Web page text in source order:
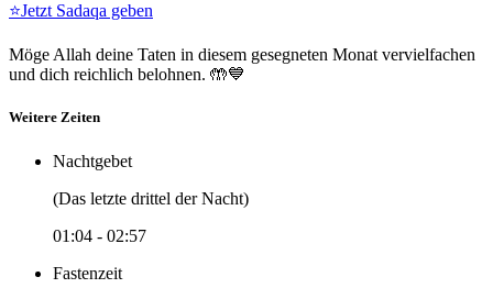
⭐Jetzt Sadaqa geben
Möge Allah deine Taten in diesem gesegneten Monat vervielfachen
und dich reichlich belohnen. 🤲💙
Weitere Zeiten
Nachtgebet
(Das letzte drittel der Nacht)
01:04 - 02:57
Fastenzeit